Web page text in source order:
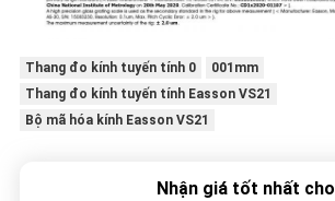
Thang đo kính tuyến tính 0
001mm
Thang đo kính tuyến tính Easson VS21
Bộ mã hóa kính Easson VS21
Nhận giá tốt nhất cho